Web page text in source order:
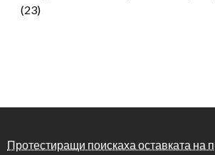
(23)
Протестиращи поискаха оставката на